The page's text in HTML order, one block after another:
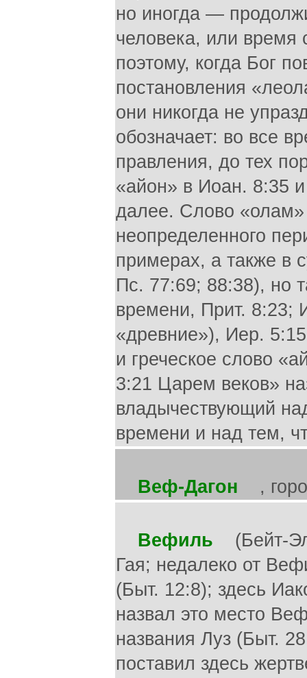
но иногда —
человека, или время
поэтому, когда Бог
постановления
они никогда не
обозначает: во все
правления, до тех
«айон» в Иоан. 8:35
далее. Слово «олам»
неопределенного
примерах, а также в
Пс. 77:69; 88:38), но
времени, Прит. 8:23;
«древние»), Иер.
и греческое слово
3:21 Царем веков»
владычествующий
времени и над тем,
Веф-Дагон ,
Вефиль (Бейт-
Гая; недалеко от
(Быт. 12:8); здесь
назвал это место
названия Луз (Быт.
поставил здесь